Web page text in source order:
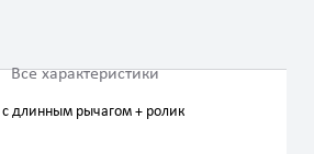
Все характеристики
длинным рычагом + ролик